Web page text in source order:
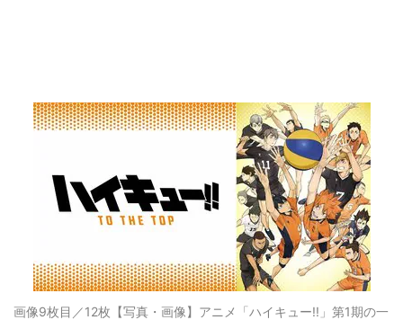
画像9枚目／12枚 【写真・画像】アニメ「ハイキュー!!」第1期の一